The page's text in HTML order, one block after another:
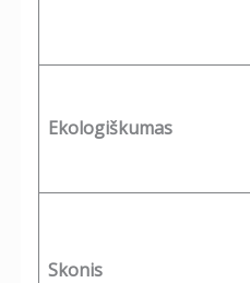
Ekologiškumas
Skonis